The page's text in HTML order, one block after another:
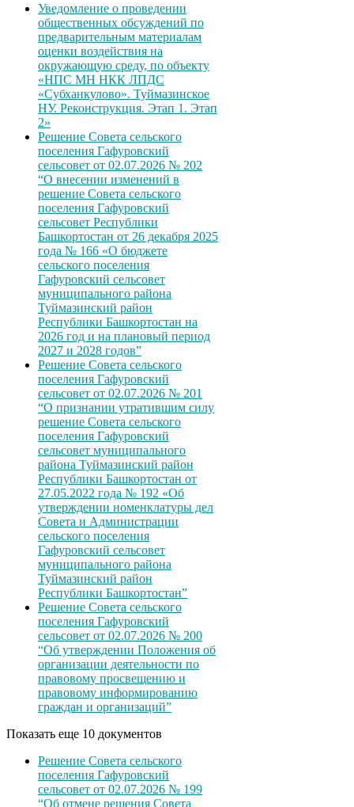
Уведомление о проведении
общественных обсуждений по
предварительным материалам
оценки воздействия на
окружающую среду, по объекту
«НПС МН НКК ЛПДС
«Субханкулово». Туймазинское
НУ. Реконструкция. Этап 1. Этап
2»
Решение Совета сельского
поселения Гафуровский
сельсовет от 02.07.2026 № 202
“О внесении изменений в
решение Совета сельского
поселения Гафуровский
сельсовет Республики
Башкортостан от 26 декабря 2025
года № 166 «О бюджете
сельского поселения
Гафуровский сельсовет
муниципального района
Туймазинский район
Республики Башкортостан на
2026 год и на плановый период
2027 и 2028 годов”
Решение Совета сельского
поселения Гафуровский
сельсовет от 02.07.2026 № 201
“О признании утратившим силу
решение Совета сельского
поселения Гафуровский
сельсовет муниципального
района Туймазинский район
Республики Башкортостан от
27.05.2022 года № 192 «Об
утверждении номенклатуры дел
Совета и Администрации
сельского поселения
Гафуровский сельсовет
муниципального района
Туймазинский район
Республики Башкортостан”
Решение Совета сельского
поселения Гафуровский
сельсовет от 02.07.2026 № 200
“Об утверждении Положения об
организации деятельности по
правовому просвещению и
правовому информированию
граждан и организаций”
Показать еще 10 документов
Решение Совета сельского
поселения Гафуровский
сельсовет от 02.07.2026 № 199
“Об отмене решения Совета